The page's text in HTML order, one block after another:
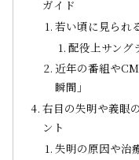
ガイド
若い頃に見られ
配役上サング
近年の番組や
瞬間」
右目の失明や義眼
ント
失明の原因や治